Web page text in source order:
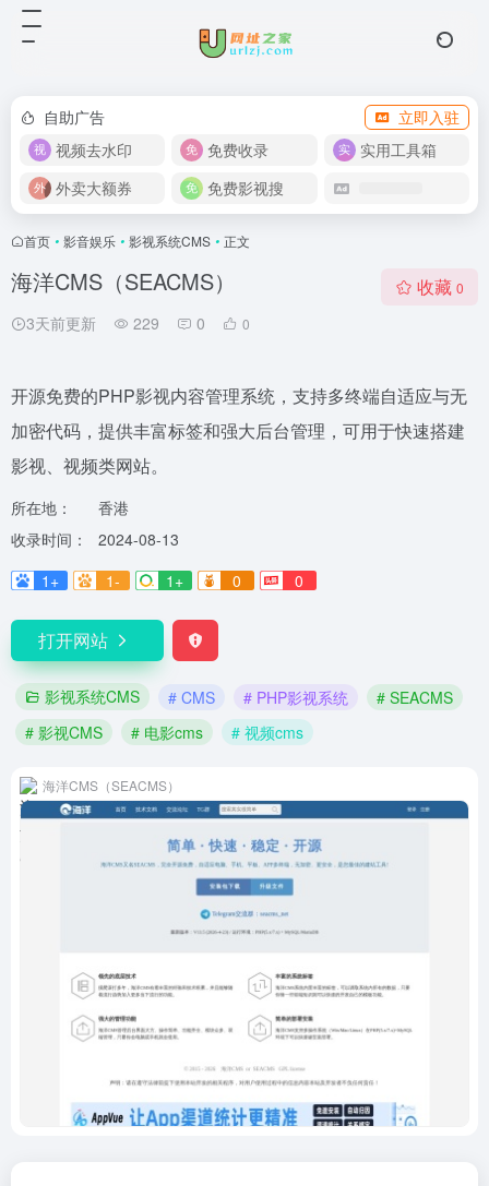
自助广告
立即入驻
视频去水印
免费收录
实用工具箱
外卖大额券
免费影视搜
首页 • 影音娱乐 • 影视系统CMS • 正文
海洋CMS（SEACMS）
3天前更新 229 0 0
收藏 0
开源免费的PHP影视内容管理系统，支持多终端自适应与无
加密代码，提供丰富标签和强大后台管理，可用于快速搭建
影视、视频类网站。
所在地：
香港
收录时间：
2024-08-13
1+
1- 1+ 0 0
打开网站
影视系统CMS # CMS # PHP影视系统
# SEACMS
# 影视CMS
# 电影cms # 视频cms
海洋CMS（SEACMS）